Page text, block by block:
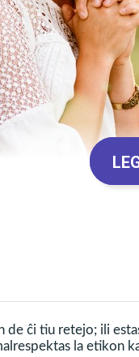
kunhomoj la plej
estigas
de ĉi tiu retejo; ili
la etikon